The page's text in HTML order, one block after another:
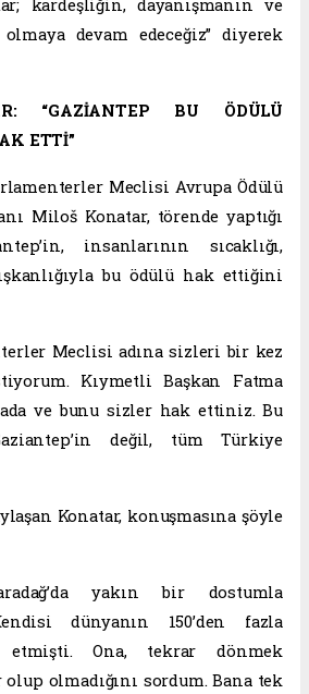
kardeşliğin, dayanışmanın ve
devam edeceğiz” diyerek
“GAZİANTEP BU ÖDÜLÜ
ETTİ”
Meclisi Avrupa Ödülü
Miloš Konatar, törende yaptığı
insanlarının sıcaklığı,
bu ödülü hak ettiğini
Meclisi adına sizleri bir kez
Kıymetli Başkan Fatma
ve bunu sizler hak ettiniz. Bu
değil, tüm Türkiye
Konatar, konuşmasına şöyle
yakın bir dostumla
dünyanın 150’den fazla
Ona, tekrar dönmek
olmadığını sordum. Bana tek